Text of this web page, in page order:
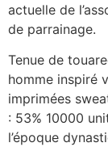
actuelle de
de parrainage.
Tenue de
homme inspiré
imprimées
: 53% 10000
l’époque